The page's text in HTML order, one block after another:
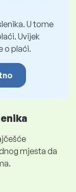
U tome
Uvijek
o plaći.
mjesta da